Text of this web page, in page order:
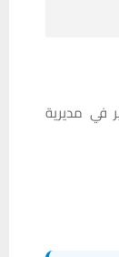
في مديرية